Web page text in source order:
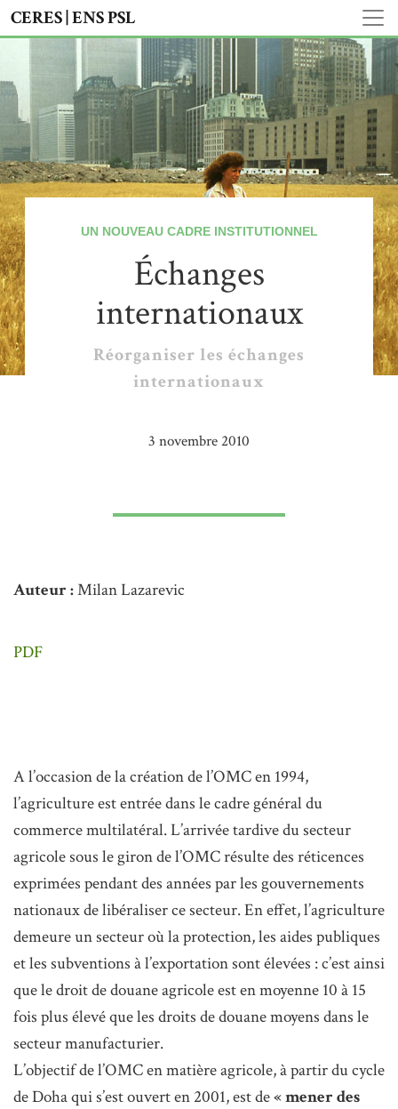
CERES | ENS PSL
UN NOUVEAU CADRE INSTITUTIONNEL
Échanges
internationaux
Réorganiser les échanges
internationaux
3 novembre 2010
Auteur :Milan Lazarevic
PDF
A l’occasion de la création de l’OMC en 1994,
l’agriculture est entrée dans le cadre général du
commerce multilatéral. L’arrivée tardive du secteur
agricole sous le giron de l’OMC résulte des réticences
exprimées pendant des années par les gouvernements
nationaux de libéraliser ce secteur. En effet, l’agriculture
demeure un secteur où la protection, les aides publiques
et les subventions à l’exportation sont élevées : c’est ainsi
que le droit de douane agricole est en moyenne 10 à 15
fois plus élevé que les droits de douane moyens dans le
secteur manufacturier.
L’objectif de l’OMC en matière agricole, à partir du cycle
de Doha qui s’est ouvert en 2001, est de« mener des